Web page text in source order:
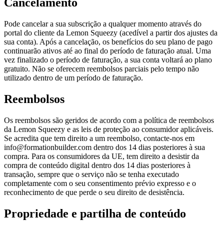
Cancelamento
Pode cancelar a sua subscrição a qualquer momento através do
portal do cliente da Lemon Squeezy (acedível a partir dos ajustes da
sua conta). Após a cancelação, os benefícios do seu plano de pago
continuarão ativos até ao final do período de faturação atual. Uma
vez finalizado o período de faturação, a sua conta voltará ao plano
gratuito. Não se oferecem reembolsos parciais pelo tempo não
utilizado dentro de um período de faturação.
Reembolsos
Os reembolsos são geridos de acordo com a política de reembolsos
da Lemon Squeezy e as leis de proteção ao consumidor aplicáveis.
Se acredita que tem direito a um reembolso, contacte-nos em
info@formationbuilder.com dentro dos 14 dias posteriores à sua
compra. Para os consumidores da UE, tem direito a desistir da
compra de conteúdo digital dentro dos 14 dias posteriores à
transação, sempre que o serviço não se tenha executado
completamente com o seu consentimento prévio expresso e o
reconhecimento de que perde o seu direito de desistência.
Propriedade e partilha de conteúdo